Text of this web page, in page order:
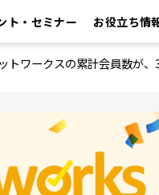
ト・セミナー お役立ち情
トワークスの累計会員数が、